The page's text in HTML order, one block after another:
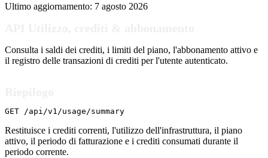
Ultimo aggiornamento: 7 agosto 2026
Consulta i saldi dei crediti, i limiti del piano, l'abbonamento attivo e
il registro delle transazioni di crediti per l'utente autenticato.
GET /api/v1/usage/summary
Restituisce i crediti correnti, l'utilizzo dell'infrastruttura, il piano
attivo, il periodo di fatturazione e i crediti consumati durante il
periodo corrente.